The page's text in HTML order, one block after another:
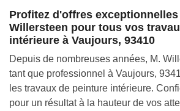
Profitez d'offres exceptionnelles
Willersteen pour tous vos
intérieure à Vaujours, 93410
Depuis de nombreuses années, M.
tant que professionnel à Vaujours,
les travaux de peinture intérieure.
pour un résultat à la hauteur de vos